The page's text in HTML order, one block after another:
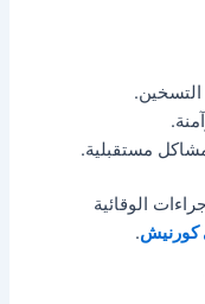
مستقبلية.
الوقائية
كورنيش.